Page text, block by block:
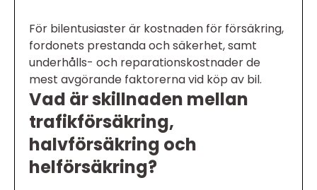
För bilentusiaster är kostnaden för försäkring,
fordonets prestanda och säkerhet, samt
underhålls- och reparationskostnader de
mest avgörande faktorerna vid köp av bil.
Vad är skillnaden mellan
trafikförsäkring,
halvförsäkring och
helförsäkring?